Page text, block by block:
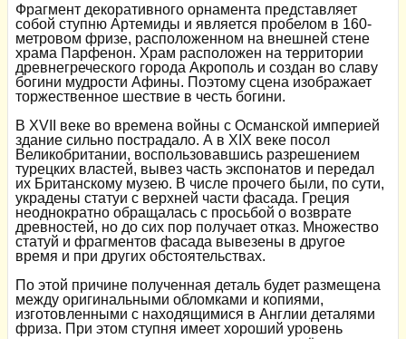
Фрагмент декоративного орнамента представляет
собой ступню Артемиды и является пробелом в 160-
метровом фризе, расположенном на внешней стене
храма Парфенон. Храм расположен на территории
древнегреческого города Акрополь и создан во славу
богини мудрости Афины. Поэтому сцена изображает
торжественное шествие в честь богини.
В XVII веке во времена войны с Османской империей
здание сильно пострадало. А в XIX веке посол
Великобритании, воспользовавшись разрешением
турецких властей, вывез часть экспонатов и передал
их Британскому музею. В числе прочего были, по сути,
украдены статуи с верхней части фасада. Греция
неоднократно обращалась с просьбой о возврате
древностей, но до сих пор получает отказ. Множество
статуй и фрагментов фасада вывезены в другое
время и при других обстоятельствах.
По этой причине полученная деталь будет размещена
между оригинальными обломками и копиями,
изготовленными с находящимися в Англии деталями
фриза. При этом ступня имеет хороший уровень